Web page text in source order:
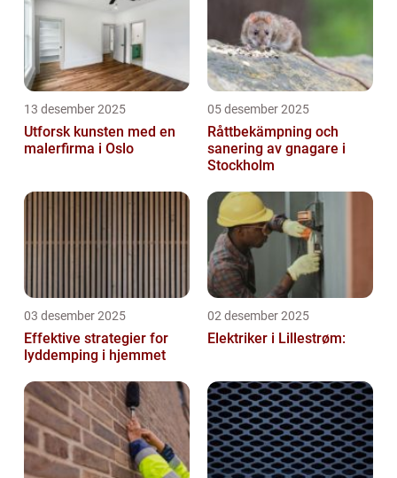
13 desember 2025
Utforsk kunsten med en
malerfirma i Oslo
05 desember 2025
Råttbekämpning och
sanering av gnagare i
Stockholm
03 desember 2025
Effektive strategier for
lyddemping i hjemmet
02 desember 2025
Elektriker i Lillestrøm: